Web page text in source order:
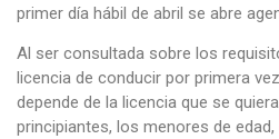
primer día hábil de abril se abre
Al ser consultada sobre los
licencia de conducir por primera
depende de la licencia que se
principiantes, los menores de